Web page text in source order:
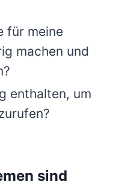
für meine
machen und
enthalten, um
sind